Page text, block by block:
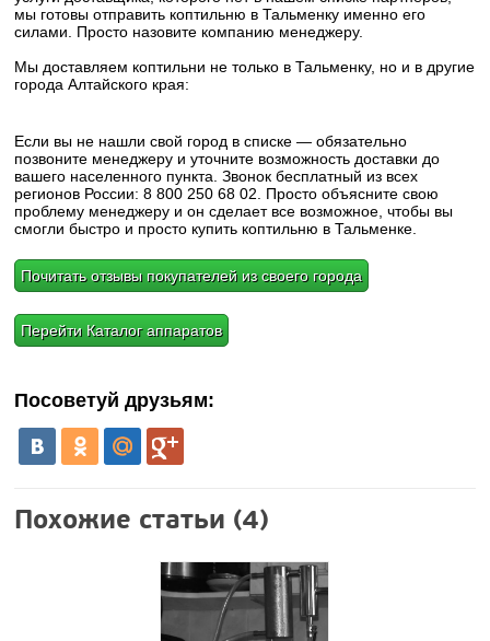
мы готовы отправить коптильню в Тальменку именно его
силами. Просто назовите компанию менеджеру.
Мы доставляем коптильни не только в Тальменку, но и в другие
города Алтайского края:
Если вы не нашли свой город в списке — обязательно
позвоните менеджеру и уточните возможность доставки до
вашего населенного пункта. Звонок бесплатный из всех
регионов России: 8 800 250 68 02. Просто объясните свою
проблему менеджеру и он сделает все возможное, чтобы вы
смогли быстро и просто купить коптильню в Тальменке.
Почитать отзывы покупателей из своего города
Перейти Каталог аппаратов
Посоветуй друзьям:
Похожие статьи (4)